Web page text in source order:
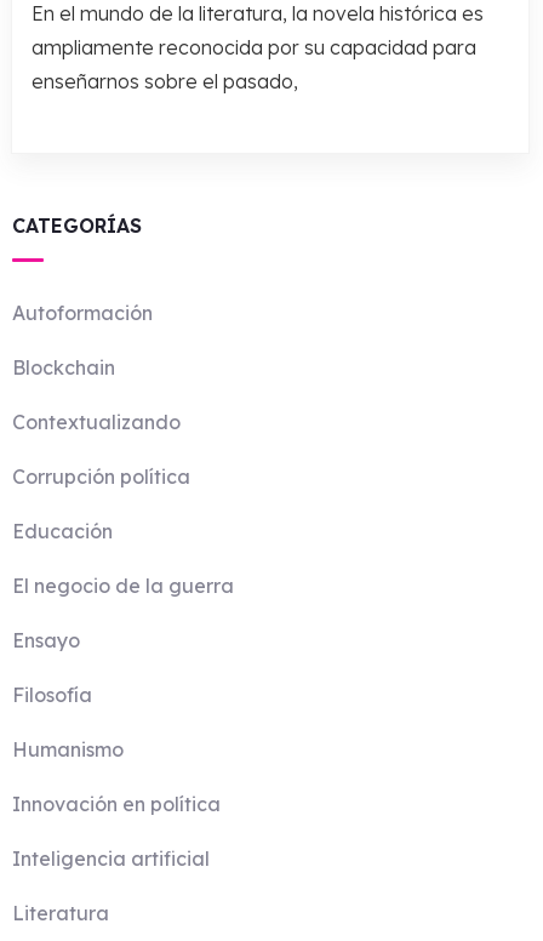
En el mundo de la literatura, la novela histórica es
ampliamente reconocida por su capacidad para
enseñarnos sobre el pasado,
CATEGORÍAS
Autoformación
Blockchain
Contextualizando
Corrupción política
Educación
El negocio de la guerra
Ensayo
Filosofía
Humanismo
Innovación en política
Inteligencia artificial
Literatura